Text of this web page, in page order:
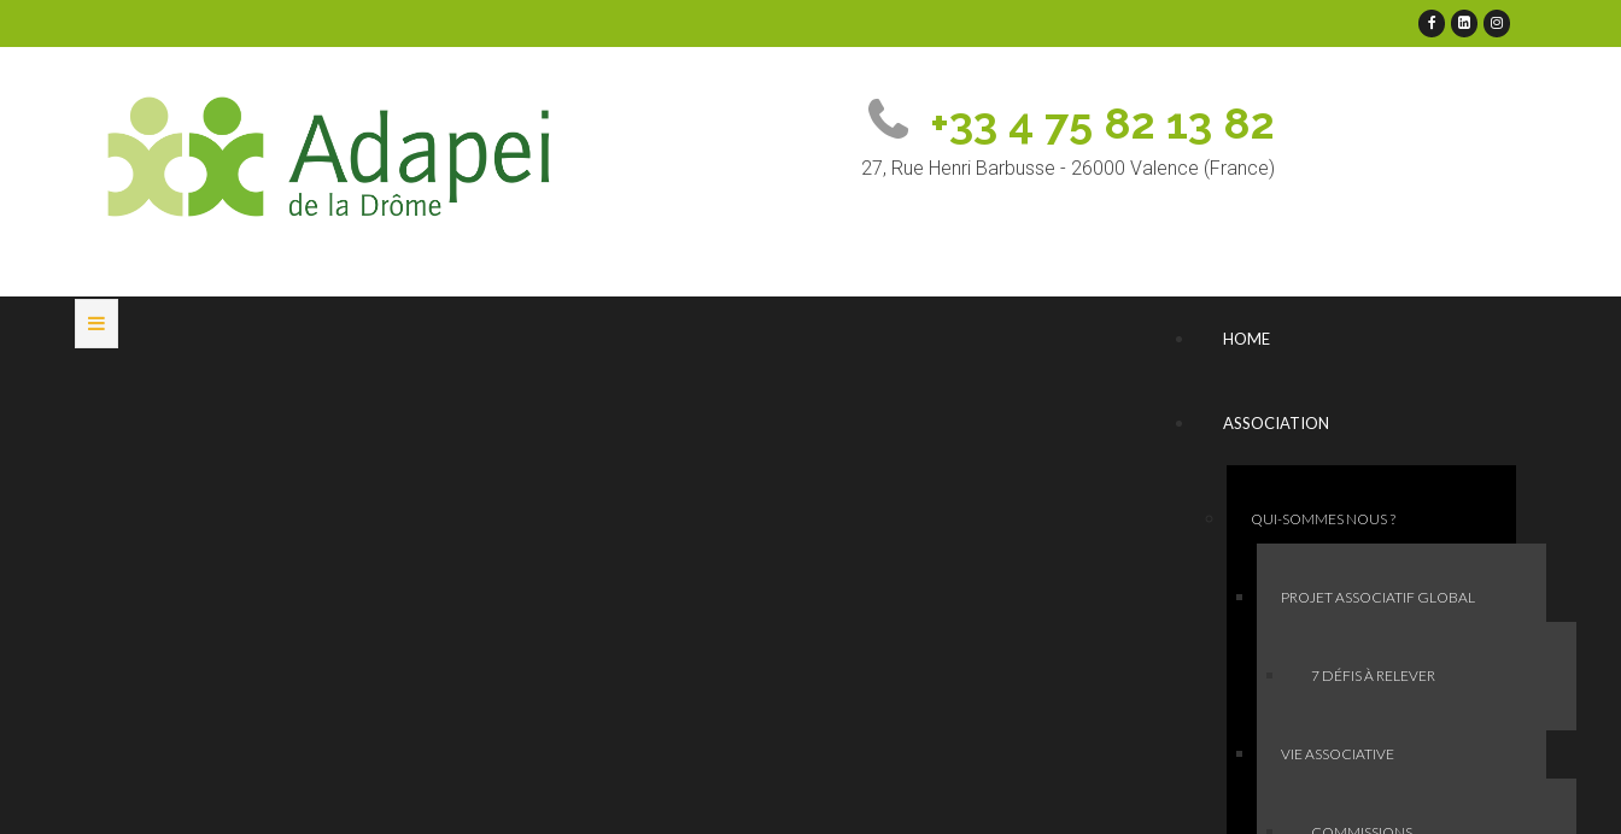
+33 4 75 82 13 82
27, Rue Henri Barbusse - 26000 Valence (France)
HOME
ASSOCIATION
QUI-SOMMES NOUS ?
PROJET ASSOCIATIF GLOBAL
7 DÉFIS À RELEVER
VIE ASSOCIATIVE